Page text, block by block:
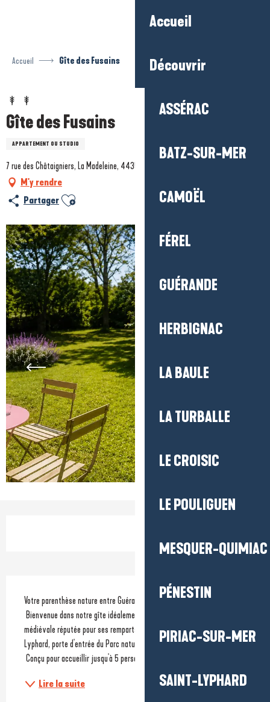
Accueil
Découvrir
ASSÉRAC
BATZ-SUR-MER
CAMOËL
FÉREL
GUÉRANDE
HERBIGNAC
LA BAULE
LA TURBALLE
LE CROISIC
LE POULIGUEN
MESQUER-QUIMIAC
PÉNESTIN
PIRIAC-SUR-MER
SAINT-LYPHARD
Accueil Gîte des Fusains
Gîte des Fusains
APPARTEMENT OU STUDIO
7 rue des Châtaigniers, La Madeleine, 44350 Guérande
M'y rendre
Partager Ajouter aux favoris
Description
Votre parenthèse nature entre Guérande et Saint-Lyphard.
médiévale réputée pour ses remparts et ses marais salants, et Saint-
Lyphard, porte d'entrée du Parc naturel régional de Brière.
Conçu pour accueillir jusqu'à 5 personnes, ce...
Lire la suite